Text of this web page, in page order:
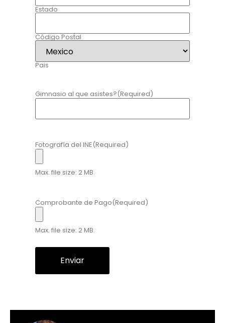
Estado
Código Postal
Pais
Gimnasio al que asistes?(Required)
Fotografía del INE(Required)
Max. file size: 2 MB.
Comprobante de Pago(Required)
Max. file size: 2 MB.